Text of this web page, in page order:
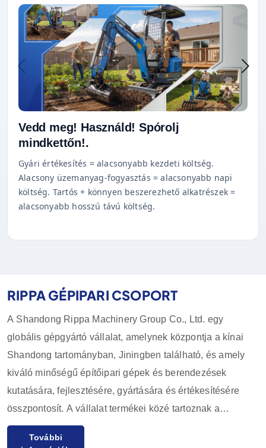
Vedd meg! Használd! Spórolj
mindkettőn!.
Gyári értékesítés = alacsonyabb kezdeti költség.
Alacsony üzemanyag-fogyasztás = alacsonyabb napi
költség. Tartós + könnyen beszerezhető alkatrészek =
alacsonyabb hosszú távú költség.
RIPPA GÉPIPARI CSOPORT
A Shandong Rippa Machinery Group Co., Ltd. egy
globális gépgyártó vállalat, amelynek központja a kínai
Shandong tartományban, Jiningben található, és amely
kiváló minőségű építőipari gépek és berendezések
kutatására, fejlesztésére, gyártására és értékesítésére
összpontosít. A vállalat termékei közé tartoznak a
kotrógépek, rakodók, targoncák, csúszórakodók és
tartozékaik, amelyeket széles körben használnak a
További